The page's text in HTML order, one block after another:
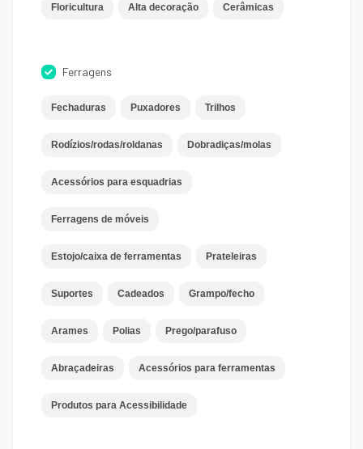
Floricultura Alta decoração Cerâmicas
Ferragens
Fechaduras Puxadores Trilhos
Rodízios/rodas/roldanas Dobradiças/molas
Acessórios para esquadrias
Ferragens de móveis
Estojo/caixa de ferramentas Prateleiras
Suportes Cadeados Grampo/fecho
Arames Polias Prego/parafuso
Abraçadeiras Acessórios para ferramentas
Produtos para Acessibilidade